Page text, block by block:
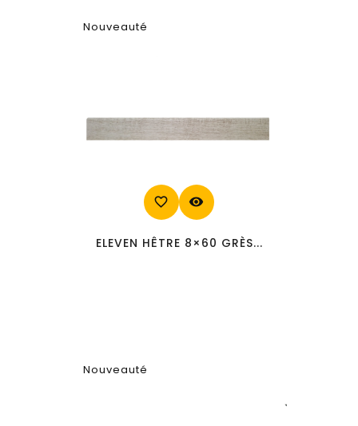
Nouveauté
favorite_border visibility
ELEVEN HÊTRE 8×60 GRÈS...
Nouveauté